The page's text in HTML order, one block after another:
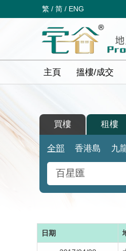
繁 / 简 / ENG
主頁 搵樓/成交
買樓 租樓
全部 香港島 九
日期